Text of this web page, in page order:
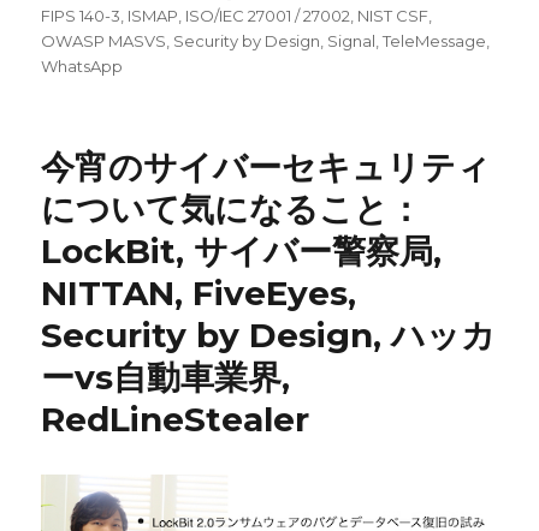
稿
日:
テ
ゴ
グ
FIPS 140-3 ISMAP ISO/IEC 27001 / 27002 NIST CSF
OWASP MASVS Security by Design Signal ,TeleMessage
WhatsApp
今宵のサイバーセキュリティ
について気になること：
LockBit, サイバー警察局,
NITTAN, FiveEyes,
Security by Design, ハッカ
ーvs自動車業界,
RedLineStealer